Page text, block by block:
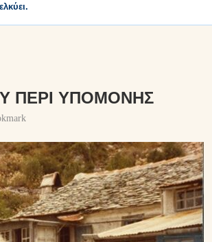
ΠΕΡΊ ΥΠΟΜΟΝΉΣ